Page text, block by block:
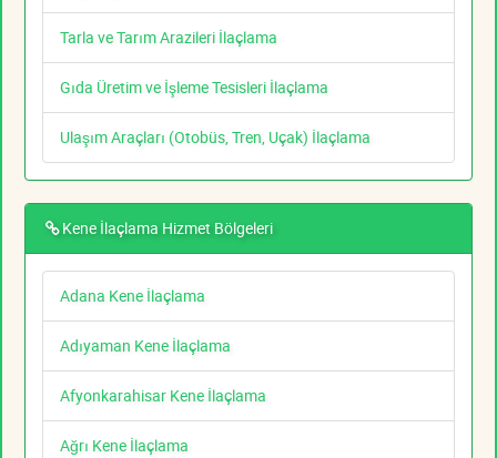
Tarla ve Tarım Arazileri İlaçlama
Gıda Üretim ve İşleme Tesisleri İlaçlama
Ulaşım Araçları (Otobüs, Tren, Uçak) İlaçlama
Kene İlaçlama Hizmet Bölgeleri
Adana Kene İlaçlama
Adıyaman Kene İlaçlama
Afyonkarahisar Kene İlaçlama
Ağrı Kene İlaçlama